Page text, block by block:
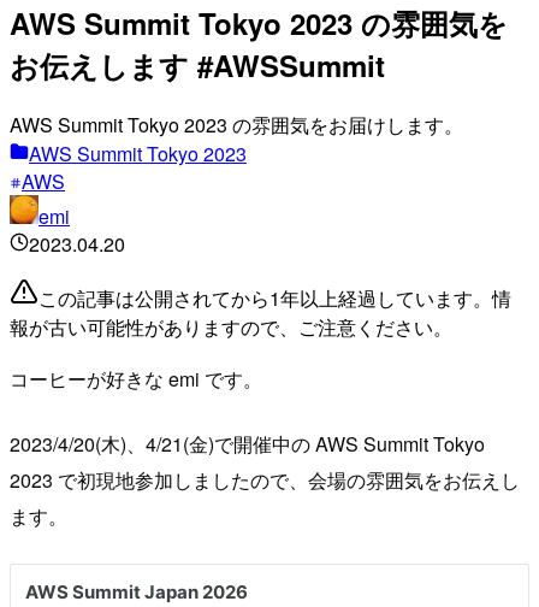
AWS Summit Tokyo 2023 の雰囲気を
お伝えします #AWSSummit
AWS Summit Tokyo 2023 の雰囲気をお届けします。
AWS Summit Tokyo 2023
AWS
emi
2023.04.20
この記事は公開されてから1年以上経過しています。情
報が古い可能性がありますので、ご注意ください。
コーヒーが好きな emi です。
2023/4/20(木)、4/21(金)で開催中の AWS Summit Tokyo
2023 で初現地参加しましたので、会場の雰囲気をお伝えし
ます。